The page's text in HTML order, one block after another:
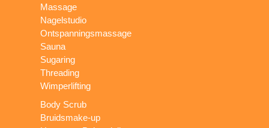
Massage
Nagelstudio
Ontspanningsmassage
Sauna
Sugaring
Threading
Wimperlifting
Body Scrub
Bruidsmake-up